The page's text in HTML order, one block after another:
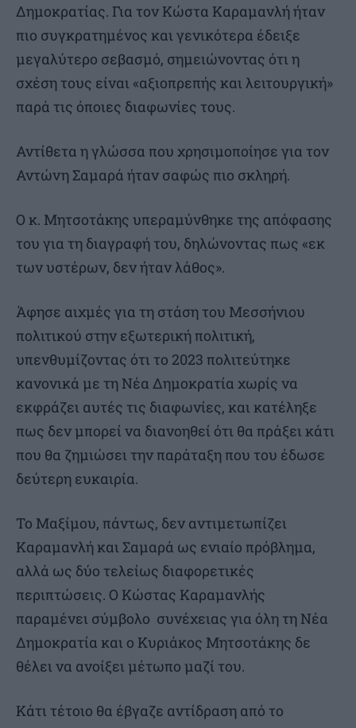
Δημοκρατίας. Για τον Κώστα Καραμανλή ήταν
πιο συγκρατημένος και γενικότερα έδειξε
μεγαλύτερο σεβασμό, σημειώνοντας ότι η
σχέση τους είναι «αξιοπρεπής και λειτουργική»
παρά τις όποιες διαφωνίες τους.
Αντίθετα η γλώσσα που χρησιμοποίησε για τον
Αντώνη Σαμαρά ήταν σαφώς πιο σκληρή.
Ο κ. Μητσοτάκης υπεραμύνθηκε της απόφασης
του για τη διαγραφή του, δηλώνοντας πως «εκ
των υστέρων, δεν ήταν λάθος».
Άφησε αιχμές για τη στάση του Μεσσήνιου
πολιτικού στην εξωτερική πολιτική,
υπενθυμίζοντας ότι το 2023 πολιτεύτηκε
κανονικά με τη Νέα Δημοκρατία χωρίς να
εκφράζει αυτές τις διαφωνίες, και κατέληξε
πως δεν μπορεί να διανοηθεί ότι θα πράξει κάτι
που θα ζημιώσει την παράταξη που του έδωσε
δεύτερη ευκαιρία.
Το Μαξίμου, πάντως, δεν αντιμετωπίζει
Καραμανλή και Σαμαρά ως ενιαίο πρόβλημα,
αλλά ως δύο τελείως διαφορετικές
περιπτώσεις. Ο Κώστας Καραμανλής
παραμένει σύμβολο συνέχειας για όλη τη Νέα
Δημοκρατία και ο Κυριάκος Μητσοτάκης δε
θέλει να ανοίξει μέτωπο μαζί του.
Κάτι τέτοιο θα έβγαζε αντίδραση από το